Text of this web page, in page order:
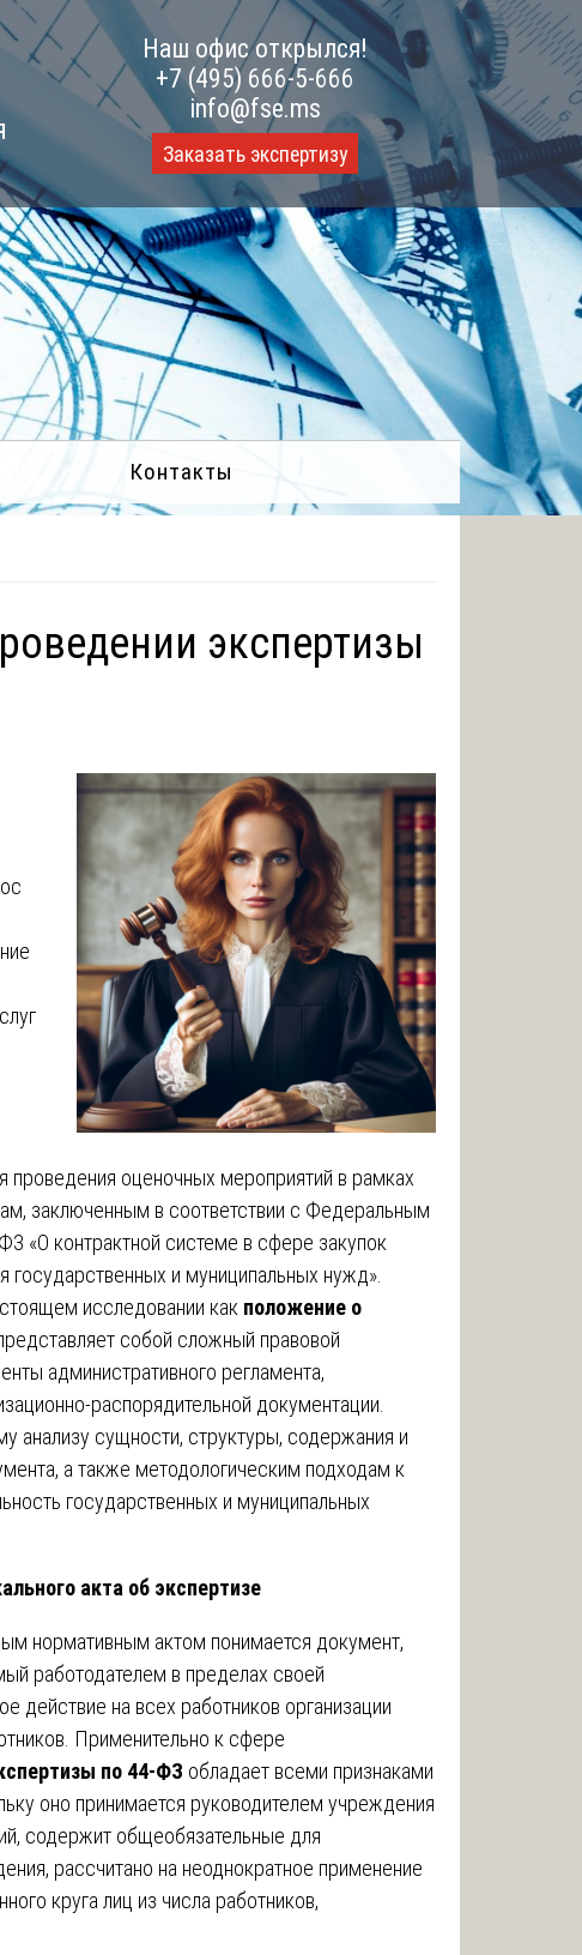
Наш офис открылся!
+7 (495) 666-5-666
info@fse.ms
Заказать экспертизу
Контакты
экспертизы
проведения оценочных мероприятий в рамках
заключенным в соответствии с Федеральным
«О контрактной системе в сфере закупок
государственных и муниципальных нужд».
исследовании как положение о
собой сложный правовой
административного регламента,
распорядительной документации.
анализу сущности, структуры, содержания и
а также методологическим подходам к
государственных и муниципальных
акта об экспертизе
нормативным актом понимается документ,
работодателем в пределах своей
действие на всех работников организации
Применительно к сфере
по 44-ФЗ обладает всеми признаками
оно принимается руководителем учреждения
содержит общеобязательные для
рассчитано на неоднократное применение
круга лиц из числа работников,